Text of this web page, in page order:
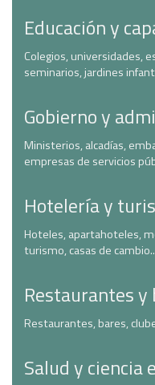
Educación y
Colegios, universidades,
seminarios, jardines
Gobierno y
Ministerios, alcadías,
empresas de servicios
Hotelería y
Hoteles, apartahoteles,
turismo, casas de
Restaurantes y
Restaurantes, bares,
Salud y ciencia